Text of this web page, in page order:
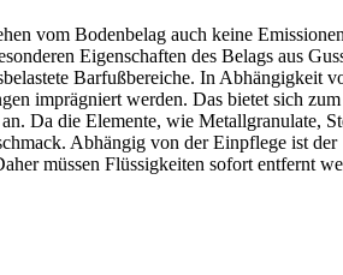
vom Bodenbelag auch keine
Eigenschaften des Belags aus
Barfußbereiche. In Abhängigkeit
imprägniert werden. Das bietet sich
Da die Elemente, wie Metallgranulate,
Abhängig von der Einpflege ist der
müssen Flüssigkeiten sofort entfernt